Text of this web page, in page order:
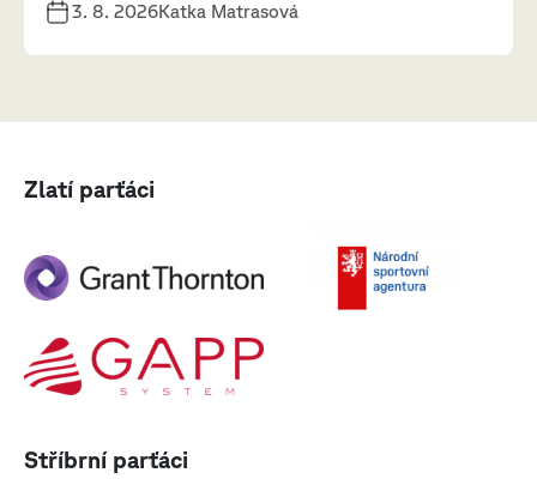
3. 8. 2026Katka Matrasová
Zlatí parťáci
Stříbrní parťáci